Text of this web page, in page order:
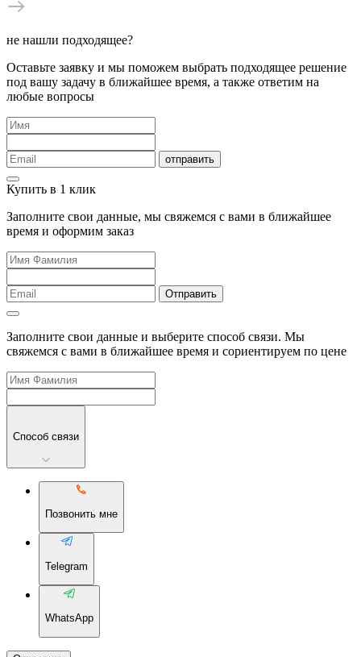
не нашли подходящее?
Оставьте заявку и мы поможем выбрать подходящее решение
под вашу задачу в ближайшее время, а также ответим на
любые вопросы
отправить
Купить в 1 клик
Заполните свои данные, мы свяжемся с вами в ближайшее
время и оформим заказ
Отправить
Заполните свои данные и выберите способ связи. Мы
свяжемся с вами в ближайшее время и сориентируем по цене
Способ связи
Позвонить мне
Telegram
WhatsApp